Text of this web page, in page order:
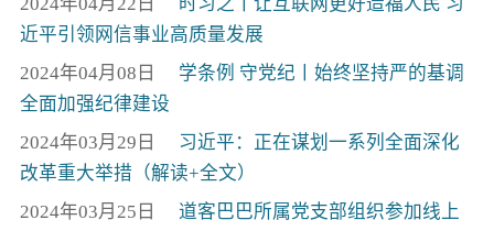
近平引领网信事业高质量发展
2024年04月08日
学条例 守党纪丨始终坚持严的基调
全面加强纪律建设
2024年03月29日
习近平：正在谋划一系列全面深化
改革重大举措（解读+全文）
2024年03月25日
道客巴巴所属党支部组织参加线上